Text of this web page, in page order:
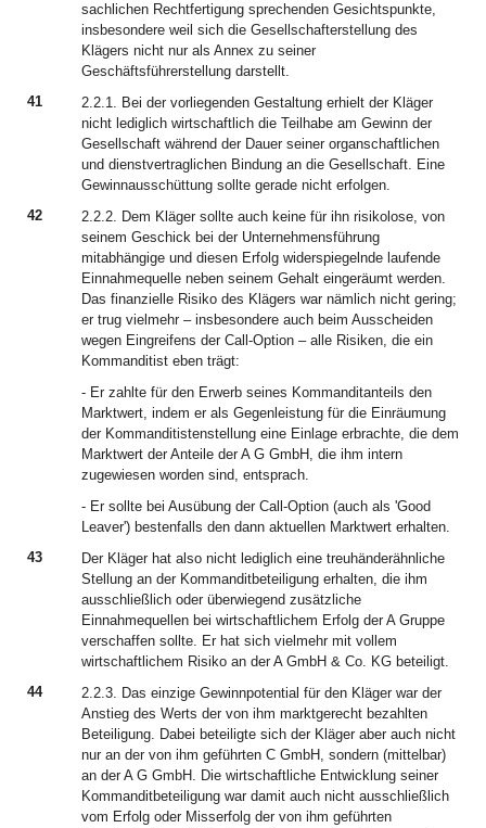
sachlichen Rechtfertigung sprechenden Gesichtspunkte,
insbesondere weil sich die Gesellschafterstellung des
Klägers nicht nur als Annex zu seiner
Geschäftsführerstellung darstellt.
41
2.2.1. Bei der vorliegenden Gestaltung erhielt der Kläger
nicht lediglich wirtschaftlich die Teilhabe am Gewinn der
Gesellschaft während der Dauer seiner organschaftlichen
und dienstvertraglichen Bindung an die Gesellschaft. Eine
Gewinnausschüttung sollte gerade nicht erfolgen.
42
2.2.2. Dem Kläger sollte auch keine für ihn risikolose, von
seinem Geschick bei der Unternehmensführung
mitabhängige und diesen Erfolg widerspiegelnde laufende
Einnahmequelle neben seinem Gehalt eingeräumt werden.
Das finanzielle Risiko des Klägers war nämlich nicht gering;
er trug vielmehr – insbesondere auch beim Ausscheiden
wegen Eingreifens der Call-Option – alle Risiken, die ein
Kommanditist eben trägt:
- Er zahlte für den Erwerb seines Kommanditanteils den
Marktwert, indem er als Gegenleistung für die Einräumung
der Kommanditistenstellung eine Einlage erbrachte, die dem
Marktwert der Anteile der A G GmbH, die ihm intern
zugewiesen worden sind, entsprach.
- Er sollte bei Ausübung der Call-Option (auch als 'Good
Leaver') bestenfalls den dann aktuellen Marktwert erhalten.
43
Der Kläger hat also nicht lediglich eine treuhänderähnliche
Stellung an der Kommanditbeteiligung erhalten, die ihm
ausschließlich oder überwiegend zusätzliche
Einnahmequellen bei wirtschaftlichem Erfolg der A Gruppe
verschaffen sollte. Er hat sich vielmehr mit vollem
wirtschaftlichem Risiko an der A GmbH & Co. KG beteiligt.
44
2.2.3. Das einzige Gewinnpotential für den Kläger war der
Anstieg des Werts der von ihm marktgerecht bezahlten
Beteiligung. Dabei beteiligte sich der Kläger aber auch nicht
nur an der von ihm geführten C GmbH, sondern (mittelbar)
an der A G GmbH. Die wirtschaftliche Entwicklung seiner
Kommanditbeteiligung war damit auch nicht ausschließlich
vom Erfolg oder Misserfolg der von ihm geführten